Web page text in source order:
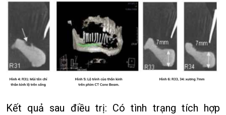
Kết quả sau điều trị: Có tình trạng tích hợp